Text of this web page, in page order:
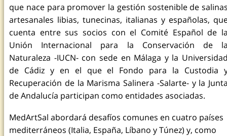
que nace para promover la gestión sostenible de
artesanales libias, tunecinas, italianas y españolas,
cuenta entre sus socios con el Comité Español de
Unión Internacional para la Conservación de
Naturaleza -IUCN- con sede en Málaga y la
de Cádiz y en el que el Fondo para la Custodia
Recuperación de la Marisma Salinera -Salarte- y la
de Andalucía participan como entidades asociadas.
MedArtSal abordará desafíos comunes en cuatro países
mediterráneos (Italia, España, Líbano y Túnez) y, como